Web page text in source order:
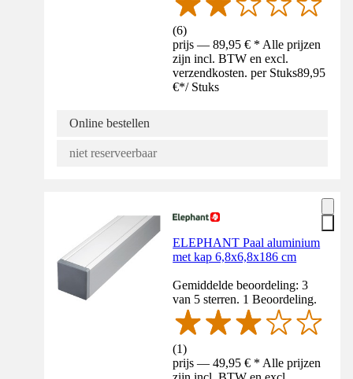
(6)
prijs — 89,95 € * Alle prijzen
zijn incl. BTW en excl.
verzendkosten. per Stuks89,95
€*/ Stuks
Online bestellen
niet reserveerbaar
ELEPHANT Paal aluminium
met kap 6,8x6,8x186 cm
Gemiddelde beoordeling: 3
van 5 sterren. 1 Beoordeling.
(1)
prijs — 49,95 € * Alle prijzen